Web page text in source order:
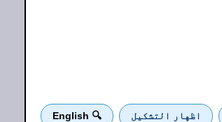
اظهار التشكيل 🔍 English